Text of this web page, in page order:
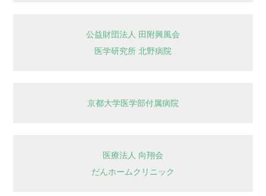
公益財団法人 田附興風会
医学研究所 北野病院
京都大学医学部付属病院
医療法人 向翔会
だんホームクリニック